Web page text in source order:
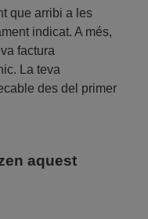
que arribi a les
indicat. A més,
factura
La teva
des del primer
aquest